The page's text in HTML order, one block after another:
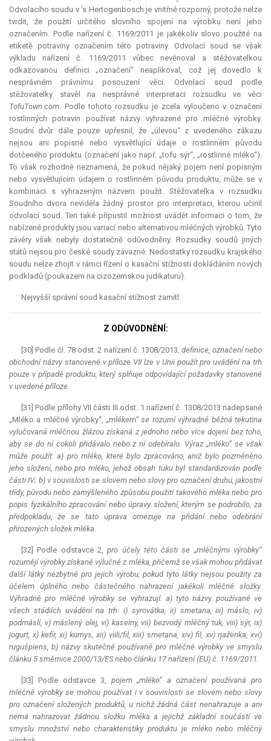
Odvolacího soudu v ’s Hertogenbosch je vnitřně rozporný, protože nelze
tvrdit, že použití určitého slovního spojení na výrobku není jeho
označením. Podle nařízení č. 1169/2011 je jakékoliv slovo použité na
etiketě potraviny označením této potraviny. Odvolací soud se však
výkladu nařízení č. 1169/2011 vůbec nevěnoval a stěžovatelkou
odkazovanou definici „označení“ neaplikoval, což jej dovedlo k
nesprávném právnímu posouzení věci. Odvolací soud podle
stěžovatelky stavěl na nesprávné interpretaci rozsudku ve věci
TofuTown.com. Podle tohoto rozsudku je zcela vyloučeno v označení
rostlinných potravin používat názvy vyhrazené pro mléčné výrobky.
Soudní dvůr dále pouze upřesnil, že „úlevou“ z uvedeného zákazu
nejsou ani popisné nebo vysvětlující údaje o rostlinném původu
dotčeného produktu (označení jako např. „tofu sýr“, „rostlinné mléko“).
To však rozhodně neznamená, že pokud nějaký pojem není popisným
nebo vysvětlujícím údajem o rostlinném původu produktu, může se v
kombinaci s vyhrazeným názvem použít. Stěžovatelka v rozsudku
Soudního dvora neviděla žádný prostor pro interpretaci, kterou učinil
odvolací soud. Ten také připustil možnost uvádět informaci o tom, že
nabízené produkty jsou variací nebo alternativou mléčných výrobků. Tyto
závěry však nebyly dostatečně odůvodněny. Rozsudky soudů jiných
států nejsou pro české soudy závazné. Nedostatky rozsudku krajského
soudu nelze zhojit v rámci řízení o kasační stížnosti dokládáním nových
podkladů (poukazem na cizozemskou judikaturu).
Nejvyšší správní soud kasační stížnost zamítl.
Z ODŮVODNĚNÍ:
[30] Podle čl. 78 odst. 2 nařízení č. 1308/2013,definice, označení nebo
obchodní názvy stanovené v příloze VII lze v Unii použít pro uvádění na trh
pouze v případě produktu, který splňuje odpovídající požadavky stanovené
v uvedené příloze.
[31] Podle přílohy VII části III odst. 1 nařízení č. 1308/2013 nadepsané
„Mléko a mléčné výrobky“, „mlékem“ se rozumí výhradně běžná tekutina
vylučovaná mléčnou žlázou získaná z jednoho nebo více dojení bez toho,
aby se do ní cokoli přidávalo nebo z ní odebíralo. Výraz „mléko“ se však
může použít: a) pro mléko, které bylo zpracováno, aniž bylo pozměněno
jeho složení, nebo pro mléko, jehož obsah tuku byl standardizován podle
části IV; b) v souvislosti se slovem nebo slovy pro označení druhu, jakostní
třídy, původu nebo zamýšleného způsobu použití takového mléka nebo pro
popis fyzikálního zpracování nebo úpravy složení, kterým se podrobilo, za
předpokladu, že se tato úprava omezuje na přidání nebo odebrání
přirozených složek mléka.
[32] Podle odstavce 2,pro účely této části se „mléčnými výrobky“
rozumějí výrobky získané výlučně z mléka, přičemž se však mohou přidávat
další látky nezbytné pro jejich výrobu, pokud tyto látky nejsou použity za
účelem úplného nebo částečného nahrazení jakékoli mléčné složky.
Výhradně pro mléčné výrobky se vyhrazují: a) tyto názvy používané ve
všech stádiích uvádění na trh: i) syrovátka, ii) smetana, iii) máslo, iv)
podmáslí, v) máslený olej, vi) kaseiny, vii) bezvodý mléčný tuk, viii) sýr, ix)
jogurt, x) kefír, xi) kumys, xii) viili/fil, xiii) smetana, xiv) fil, xv) rjaženka, xvi)
rugušpiens, b) názvy skutečně používané pro mléčné výrobky ve smyslu
článku 5 směrnice 2000/13/ES nebo článku 17 nařízení (EU) č. 1169/2011.
[33] Podle odstavce 3, pojem „mléko“ a označení používaná pro
mléčné výrobky se mohou používat i v souvislosti se slovem nebo slovy
pro označení složených produktů, u nichž žádná část nenahrazuje a ani
nemá nahrazovat žádnou složku mléka a jejichž základní součástí ve
smyslu množství nebo charakteristiky produktu je mléko nebo mléčný